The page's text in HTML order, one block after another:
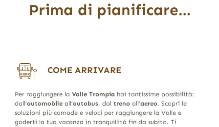
Prima di pianificare…
COME ARRIVARE
Per raggiungere la Valle Trompia hai tantissime possibilità:
dall’automobileall’autobus, dal trenoall’aereo. Scopri le
soluzioni più comode e veloci per raggiungere la Valle e
goderti la tua vacanza in tranquillità fin da subito. Ti